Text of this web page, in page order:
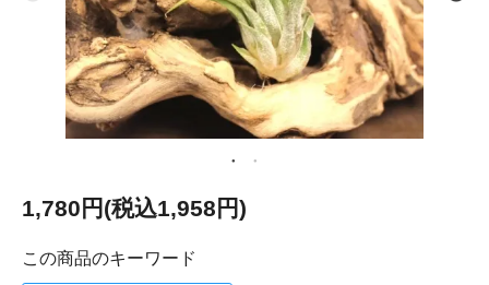
1,780円(税込1,958円)
この商品のキーワード